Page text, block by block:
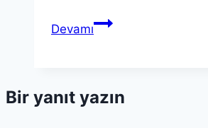
DevamıRenk
Hakkında
Bir yanıt yazın